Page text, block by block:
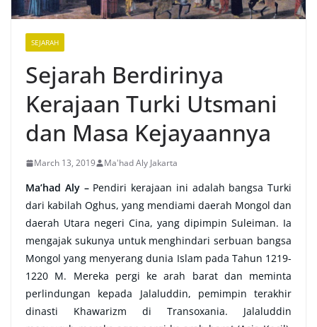
SEJARAH
Sejarah Berdirinya
Kerajaan Turki Utsmani
dan Masa Kejayaannya
March 13, 2019 Ma'had Aly Jakarta
Ma’had Aly – Pendiri kerajaan ini adalah bangsa Turki
dari kabilah Oghus, yang mendiami daerah Mongol dan
daerah Utara negeri Cina, yang dipimpin Suleiman. Ia
mengajak sukunya untuk menghindari serbuan bangsa
Mongol yang menyerang dunia Islam pada Tahun 1219-
1220 M. Mereka pergi ke arah barat dan meminta
perlindungan kepada Jalaluddin, pemimpin terakhir
dinasti Khawarizm di Transoxania. Jalaluddin